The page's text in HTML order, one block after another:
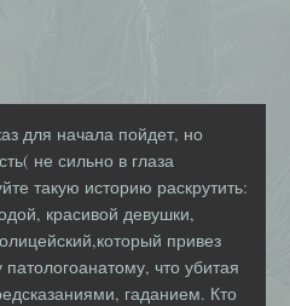
для начала пойдет, но
не сильно в глаза
такую историю раскрутить:
красивой девушки,
привез
что убитая
гаданием. Кто